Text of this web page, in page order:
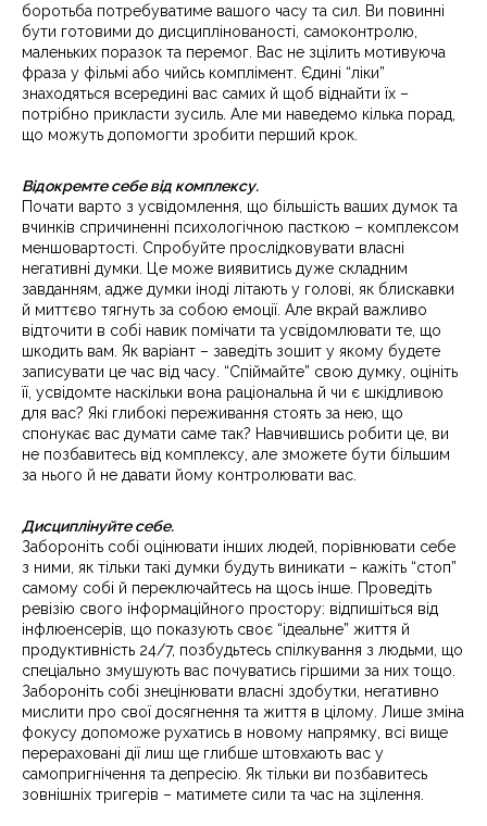
боротьба потребуватиме вашого часу та сил. Ви повинні
бути готовими до дисциплінованості, самоконтролю,
маленьких поразок та перемог. Вас не зцілить мотивуюча
фраза у фільмі або чийсь комплімент. Єдині “ліки”
знаходяться всередині вас самих й щоб віднайти їх –
потрібно прикласти зусиль. Але ми наведемо кілька порад,
що можуть допомогти зробити перший крок.
Відокремте себе від комплексу.
Почати варто з усвідомлення, що більшість ваших думок та
вчинків спричиненні психологічною пасткою – комплексом
меншовартості. Спробуйте прослідковувати власні
негативні думки. Це може виявитись дуже складним
завданням, адже думки іноді літають у голові, як блискавки
й миттєво тягнуть за собою емоції. Але вкрай важливо
відточити в собі навик помічати та усвідомлювати те, що
шкодить вам. Як варіант – заведіть зошит у якому будете
записувати це час від часу. “Спіймайте” свою думку, оцініть
її, усвідомте наскільки вона раціональна й чи є шкідливою
для вас? Які глибокі переживання стоять за нею, що
спонукає вас думати саме так? Навчившись робити це, ви
не позбавитесь від комплексу, але зможете бути більшим
за нього й не давати йому контролювати вас.
Дисциплінуйте себе.
Забороніть собі оцінювати інших людей, порівнювати себе
з ними, як тільки такі думки будуть виникати – кажіть “стоп”
самому собі й переключайтесь на щось інше. Проведіть
ревізію свого інформаційного простору: відпишіться від
інфлюенсерів, що показують своє “ідеальне” життя й
продуктивність 24/7, позбудьтесь спілкування з людьми, що
спеціально змушують вас почуватись гіршими за них тощо.
Забороніть собі знецінювати власні здобутки, негативно
мислити про свої досягнення та життя в цілому. Лише зміна
фокусу допоможе рухатись в новому напрямку, всі вище
перераховані дії лиш ще глибше штовхають вас у
самопригнічення та депресію. Як тільки ви позбавитесь
зовнішніх тригерів – матимете сили та час на зцілення.